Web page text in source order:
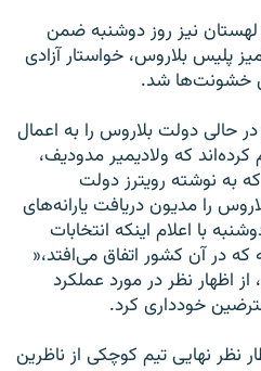
لهستان نیز روز دوشنبه ضمن
پلیس بلاروس، خواستار آزادی
خشونت‌ها شد.
در حالی دولت بلاروس را به اعمال
که ولادیمیر مدودیف،
به نوشته رویترز دولت
را مدیون دریافت یارانه‌های
با اعلام اینکه انتخابات
در آن کشور اتفاق می‌افتد،«
اظهار نظر در مورد عملکرد
خودداری کرد.
نظر نهایی تیم کوچکی از ناظرین